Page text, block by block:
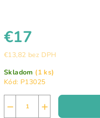
€17
€13,82 bez DPH
cena:
Skladom (1 ks)
Kód: P13025
+
−